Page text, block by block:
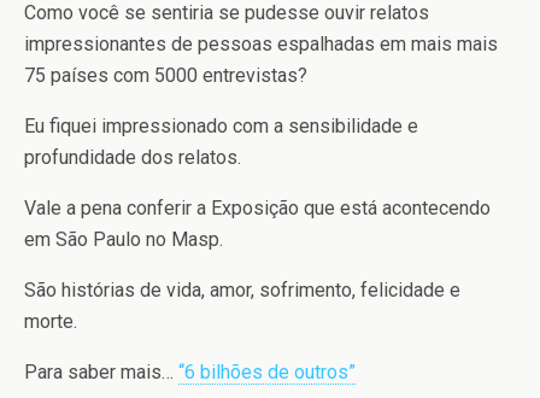
Como você se sentiria se pudesse ouvir relatos
impressionantes de pessoas espalhadas em mais mais
75 países com 5000 entrevistas?
Eu fiquei impressionado com a sensibilidade e
profundidade dos relatos.
Vale a pena conferir a Exposição que está acontecendo
em São Paulo no Masp.
São histórias de vida, amor, sofrimento, felicidade e
morte.
Para saber mais… “6 bilhões de outros”